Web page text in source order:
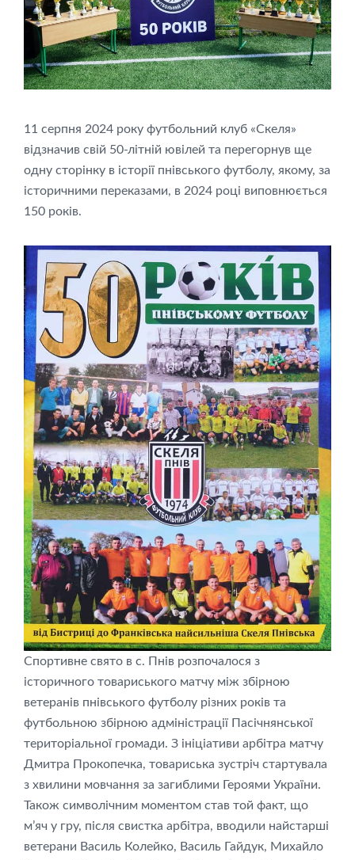
11 серпня 2024 року футбольний клуб «Скеля»
відзначив свій 50-літній ювілей та перегорнув ще
одну сторінку в історії пнівського футболу, якому, за
історичними переказами, в 2024 році виповнюється
150 років.
Спортивне свято в с. Пнів розпочалося з
історичного товариського матчу між збірною
ветеранів пнівського футболу різних років та
футбольною збірною адміністрації Пасічнянської
територіальної громади. З ініціативи арбітра матчу
Дмитра Прокопечка, товариська зустріч стартувала
з хвилини мовчання за загиблими Героями України.
Також символічним моментом став той факт, що
м’яч у гру, після свистка арбітра, вводили найстарші
ветерани Василь Колейко, Василь Гайдук, Михайло